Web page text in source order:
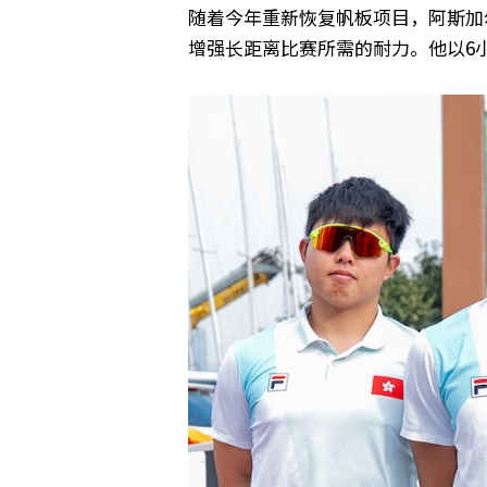
随着今年重新恢复帆板项目，阿斯
增强长距离比赛所需的耐力。他以6